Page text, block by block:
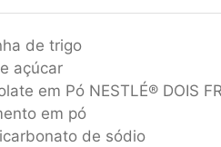
de trigo
açúcar
em Pó NESTLÉ® DOIS
em pó
de sódio